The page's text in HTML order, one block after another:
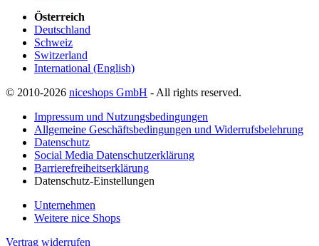
Österreich
Deutschland
Schweiz
Switzerland
International (English)
© 2010-2026 niceshops GmbH - All rights reserved.
Impressum und Nutzungsbedingungen
Allgemeine Geschäftsbedingungen und Widerrufsbelehrung
Datenschutz
Social Media Datenschutzerklärung
Barrierefreiheitserklärung
Datenschutz-Einstellungen
Unternehmen
Weitere nice Shops
Vertrag widerrufen